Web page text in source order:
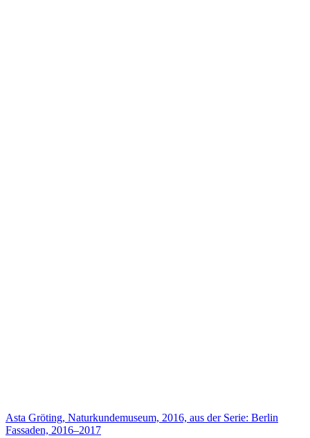
Asta Gröting, Naturkundemuseum, 2016, aus der Serie: Berlin
Fassaden, 2016–2017